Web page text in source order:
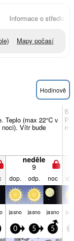
Informace o středisku
Mapy počasí
Hodinově
Teplo (max 22°C v
noci). Vítr bude
neděle
9
dop. odp. noc
jasno jasno jasno
0 5 5